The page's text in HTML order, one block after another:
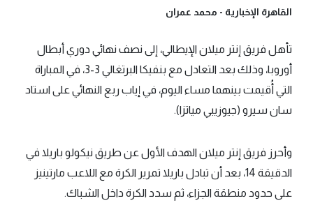
القاهرة الإخبارية - محمد عمران
تأهل فريق إنتر ميلان الإيطالي، إلى نصف نهائي دوري أبطال
أوروبا، وذلك بعد التعادل مع بنفيكا البرتغالي 3-3، في المباراة
التي أُقيمت بينهما مساء اليوم، في إياب ربع النهائي على استاد
سان سيرو (جيوزيبي مياتزا).
وأحرز فريق إنتر ميلان الهدف الأول عن طريق نيكولو باريلا في
الدقيقة 14، بعد أن تبادل باريلا تمرير الكرة مع اللاعب مارتينيز
على حدود منطقة الجزاء، ثم سدد الكرة داخل الشباك.